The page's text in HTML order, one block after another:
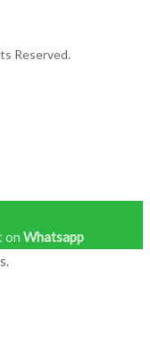
Reserved.
on Whatsapp